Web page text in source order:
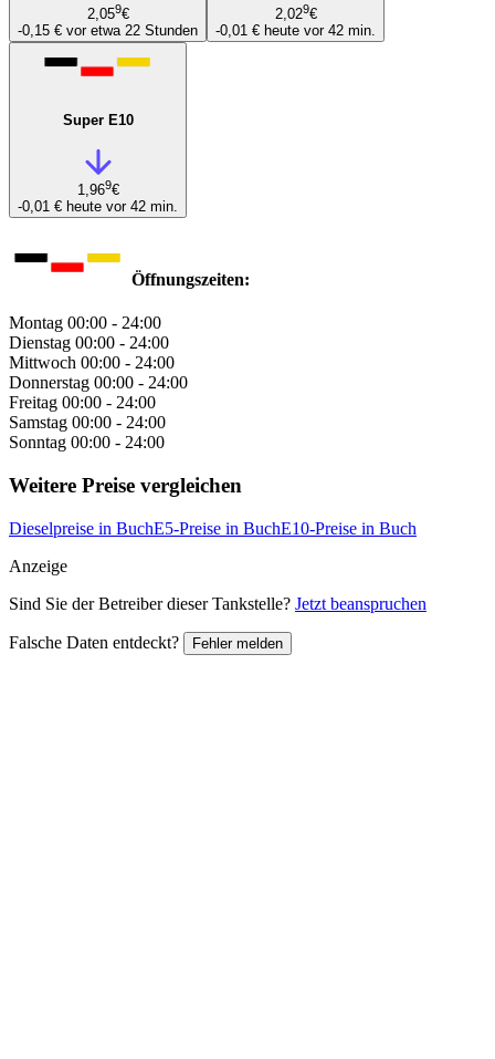
2,059€
-0,15 € vor etwa 22 Stunden
2,029€
-0,01 € heute vor 42 min.
Super E10
1,969€
-0,01 € heute vor 42 min.
Öffnungszeiten:
Montag 00:00 - 24:00
Dienstag 00:00 - 24:00
Mittwoch 00:00 - 24:00
Donnerstag 00:00 - 24:00
Freitag 00:00 - 24:00
Samstag 00:00 - 24:00
Sonntag 00:00 - 24:00
Weitere Preise vergleichen
Dieselpreise in BuchE5-Preise in BuchE10-Preise in Buch
Anzeige
Sind Sie der Betreiber dieser Tankstelle? Jetzt beanspruchen
Falsche Daten entdeckt? Fehler melden